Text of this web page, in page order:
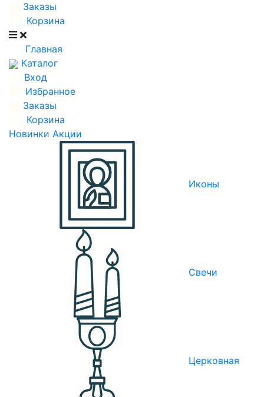
Заказы
Корзина
Главная
Каталог
Вход
Избранное
Заказы
Корзина
Новинки Акции
Иконы
Свечи
Церковная